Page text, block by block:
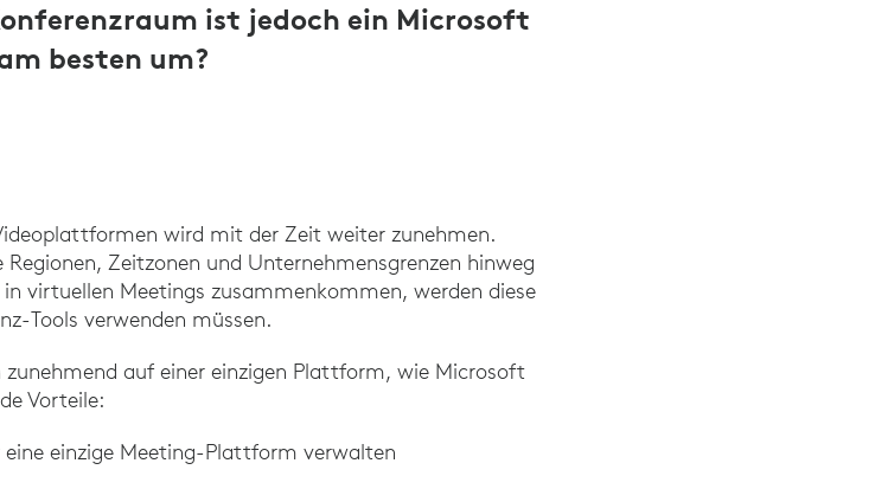
ist jedoch ein Microsoft
besten um?
wird mit der Zeit weiter zunehmen.
Zeitzonen und Unternehmensgrenzen hinweg
virtuellen Meetings zusammenkommen, werden diese
Tools verwenden müssen.
auf einer einzigen Plattform, wie Microsoft
Vorteile:
einzige Meeting-Plattform verwalten